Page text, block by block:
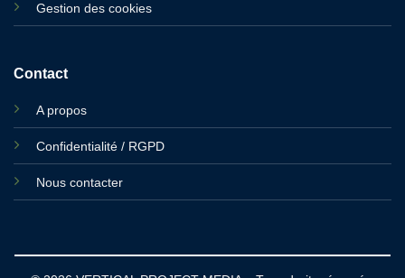
Gestion des cookies
Contact
A propos
Confidentialité / RGPD
Nous contacter